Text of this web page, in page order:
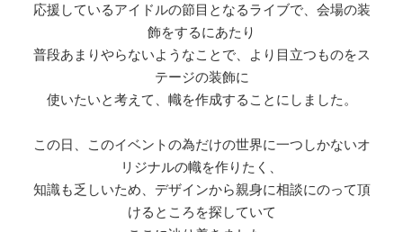
応援しているアイドルの節目となるライブで、会場の装
飾をするにあたり
普段あまりやらないようなことで、より目立つものをス
テージの装飾に
使いたいと考えて、幟を作成することにしました。
この日、このイベントの為だけの世界に一つしかないオ
リジナルの幟を作りたく、
知識も乏しいため、デザインから親身に相談にのって頂
けるところを探していて